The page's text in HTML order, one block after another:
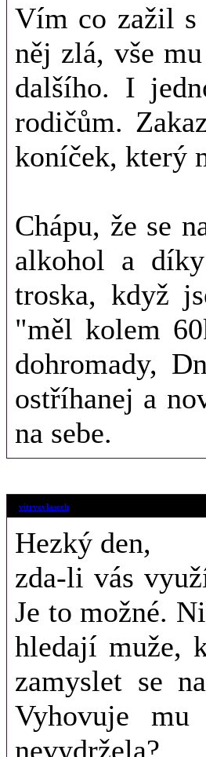
Vím co zažil s
něj zlá, vše
dalšího. I
rodičům.
koníček, který
Chápu, že se
alkohol a
troska, když
"měl kolem
dohromady,
ostříhanej a
na sebe.
vitrvevlasech
Hezký den,
zda-li vás
Je to možné.
hledají muže,
zamyslet se
Vyhovuje
nevydržela?